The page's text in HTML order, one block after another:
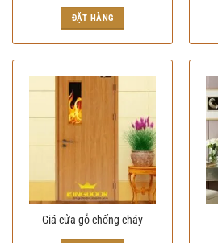
ĐẶT HÀNG
Giá cửa gỗ chống cháy